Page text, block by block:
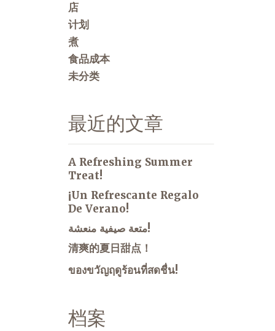
店
计划
煮
食品成本
未分类
最近的文章
A Refreshing Summer
Treat!
¡Un Refrescante Regalo
De Verano!
متعة صيفية منعشة!
清爽的夏日甜点！
ของขวัญฤดูร้อนที่สดชื่น!
档案